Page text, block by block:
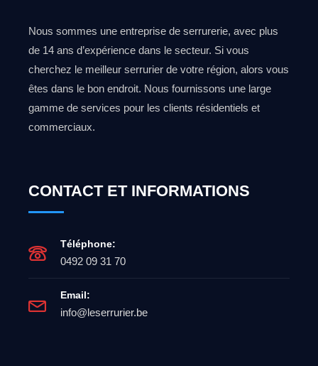
Nous sommes une entreprise de serrurerie, avec plus
de 14 ans d’expérience dans le secteur. Si vous
cherchez le meilleur serrurier de votre région, alors vous
êtes dans le bon endroit. Nous fournissons une large
gamme de services pour les clients résidentiels et
commerciaux.
CONTACT ET INFORMATIONS
Téléphone:
0492 09 31 70
Email:
info@leserrurier.be